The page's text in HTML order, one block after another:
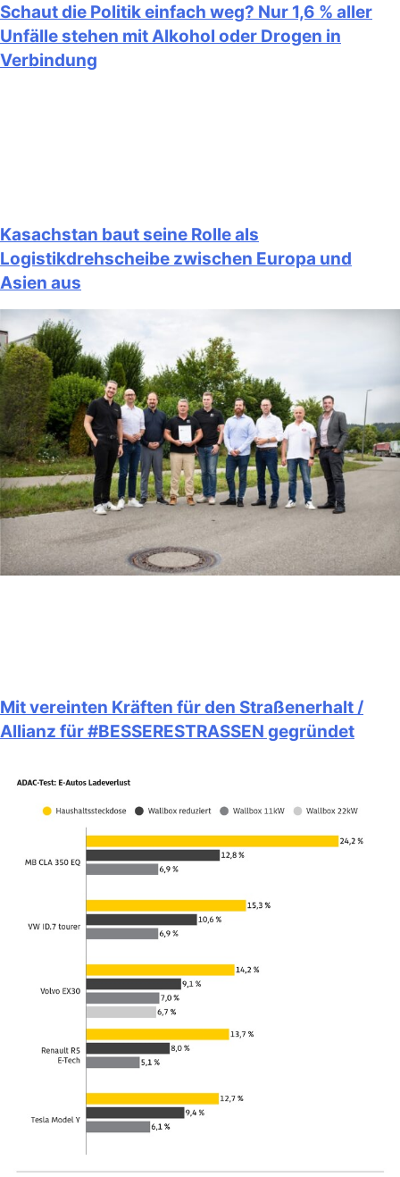
Schaut die Politik einfach weg? Nur 1,6 % aller
Unfälle stehen mit Alkohol oder Drogen in
Verbindung
Kasachstan baut seine Rolle als
Logistikdrehscheibe zwischen Europa und
Asien aus
Mit vereinten Kräften für den Straßenerhalt /
Allianz für #BESSERESTRASSEN gegründet